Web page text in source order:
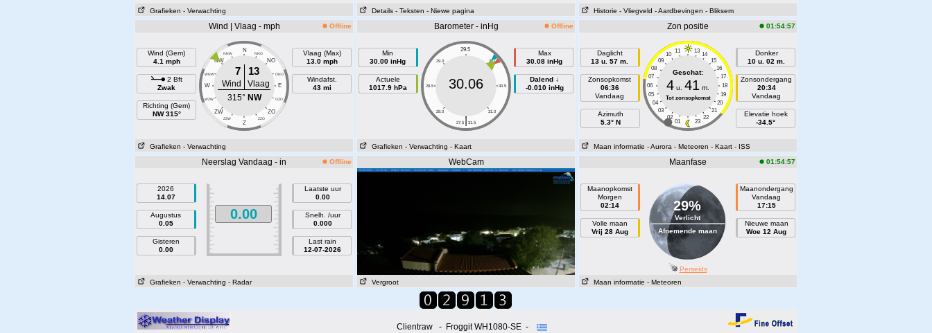
Grafieken - Verwachting
Details - Teksten - Niewe pagina Historie - Vliegveld - Aardbevingen - Bliksem
Wind | Vlaag - mph Offline
Wind (Gem)
4.1 mph
2 Bft
Zwak
Richting (Gem)
NW 315°
N
NNW NNO
NW NO
WNW ONO
W E
WZW OZO
ZW ZO
ZZW ZZO
Z
7 13
Wind
Vlaag
315° NW
Vlaag (Max)
13.0 mph
Windafst.
43 mi
Grafieken - Verwachting
Barometer - inHg Offline
Min
30.00 inHg
Actuele
1017.9 hPa
29.5
29.0 30.0
28.5 30.5
28.0 31.0
|
27.5 31.5
30.06
Max
30.08 inHg
Dalend ↓
-0.010 inHg
Grafieken - Verwachting - Kaart
Zon positie 01:54:57
Daglicht
13 u. 57 m.
Zonsopkomst
06:36
Vandaag
Azimuth
5.3° N
11 13
10
14
09
15
08
16
07
17
06
18
05
19
04
20
03
21
02
22
01 23
Geschat:
4 u. 41 m.
Tot zonsopkomst
Donker
10 u. 02 m.
Zonsondergang
20:34
Vandaag
Elevatie hoek
-34.5°
Maan informatie - Aurora - Meteoren - Kaart - ISS
Neerslag Vandaag - in Offline
2026
14.07
Augustus
0.05
Gisteren
0.00
0.00
Laatste uur
0.00
Snelh. /uur
0.000
Last rain
12-07-2026
Grafieken - Verwachting - Radar
WebCam
Vergroot
Maanfase 01:54:57
Maanopkomst
Morgen
02:14
Volle maan
Vrij 28 Aug
29%
Verlicht
Afnemende maan
Maanondergang
Vandaag
17:15
Nieuwe maan
Woe 12 Aug
Perseids
Maan informatie - Meteoren
Clientraw - Froggit WH1080-SE -